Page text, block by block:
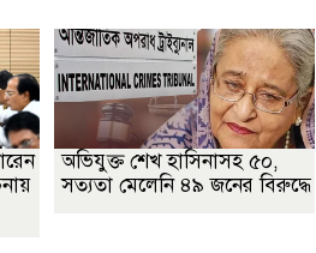
অভিযুক্ত শেখ হাসিনাসহ ৫০,
সত্যতা মেলেনি ৪৯ জনের বিরুদ্ধে